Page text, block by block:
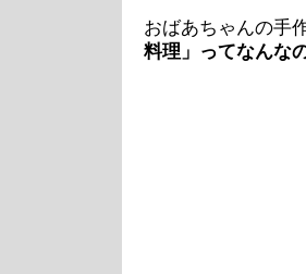
おばあちゃんの手
料理」ってなんな